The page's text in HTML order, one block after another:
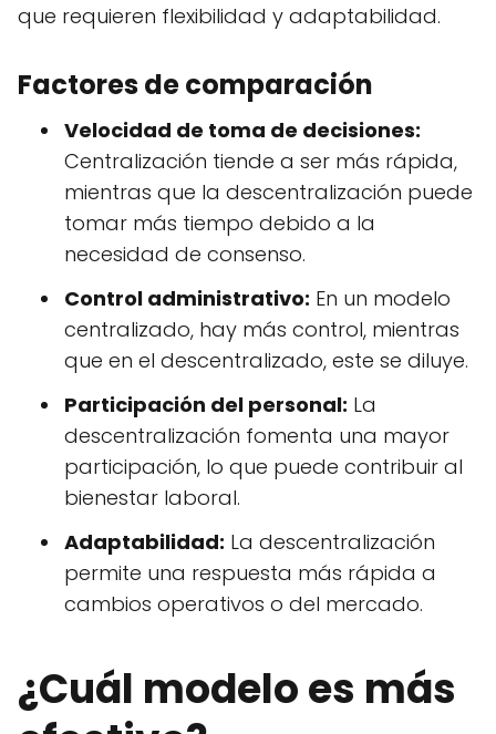
que requieren flexibilidad y adaptabilidad.
Factores de comparación
Velocidad de toma de decisiones:
Centralización tiende a ser más rápida,
mientras que la descentralización puede
tomar más tiempo debido a la
necesidad de consenso.
Control administrativo: En un modelo
centralizado, hay más control, mientras
que en el descentralizado, este se diluye.
Participación del personal: La
descentralización fomenta una mayor
participación, lo que puede contribuir al
bienestar laboral.
Adaptabilidad: La descentralización
permite una respuesta más rápida a
cambios operativos o del mercado.
¿Cuál modelo es más